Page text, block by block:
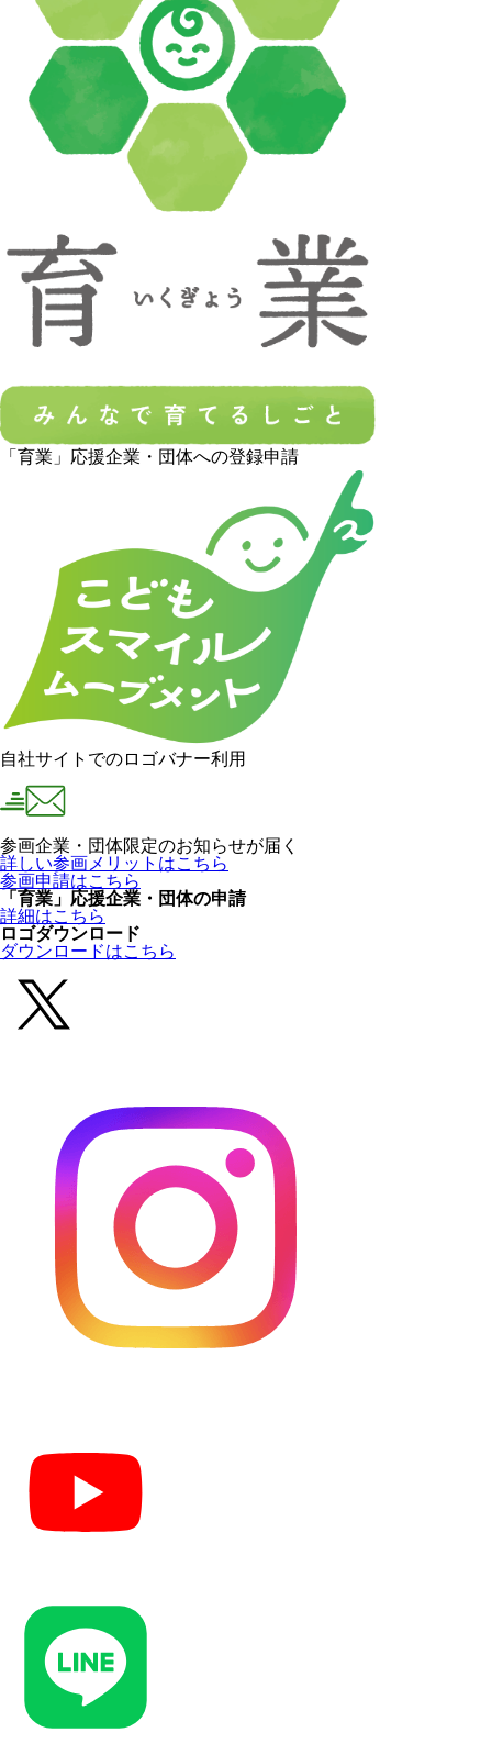
「育業」応援企業・団体への登録申請
自社サイトでのロゴバナー利用
参画企業・団体限定のお知らせが届く
詳しい参画メリットはこちら
参画申請はこちら
「育業」応援企業・団体の申請
詳細はこちら
ロゴダウンロード
ダウンロードはこちら